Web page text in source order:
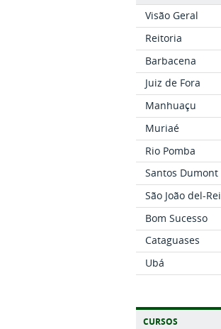
Visão Geral
Reitoria
Barbacena
Juiz de Fora
Manhuaçu
Muriaé
Rio Pomba
Santos Dumont
São João del-Rei
Bom Sucesso
Cataguases
Ubá
CURSOS